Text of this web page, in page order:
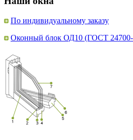
По индивидуальному заказу
Оконный блок ОД10 (ГОСТ